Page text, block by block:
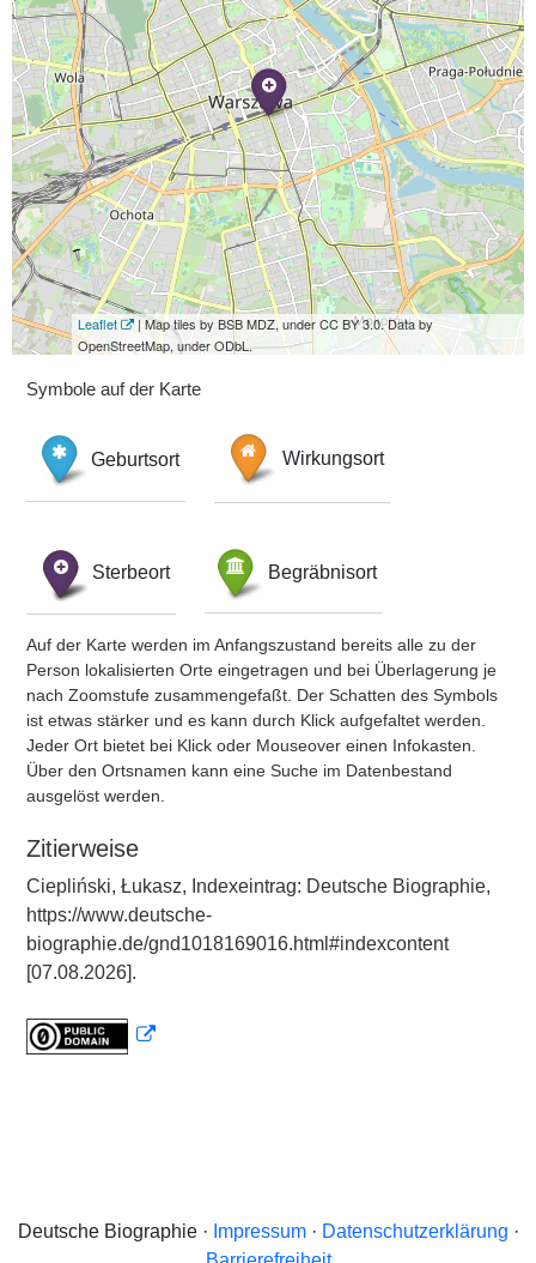
Leaflet
| Map tiles by BSB MDZ, under CC BY 3.0. Data by
OpenStreetMap, under ODbL.
Symbole auf der Karte
Geburtsort Wirkungsort
Sterbeort Begräbnisort
Auf der Karte werden im Anfangszustand bereits alle zu der
Person lokalisierten Orte eingetragen und bei Überlagerung je
nach Zoomstufe zusammengefaßt. Der Schatten des Symbols
ist etwas stärker und es kann durch Klick aufgefaltet werden.
Jeder Ort bietet bei Klick oder Mouseover einen Infokasten.
Über den Ortsnamen kann eine Suche im Datenbestand
ausgelöst werden.
Zitierweise
Ciepliński, Łukasz, Indexeintrag: Deutsche Biographie,
https://www.deutsche-
biographie.de/gnd1018169016.html#indexcontent
[07.08.2026].
Deutsche Biographie · Impressum· Datenschutzerklärung ·